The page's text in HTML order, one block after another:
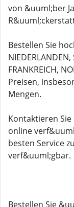
von &uuml;ber
Bestellen Sie
FRANKREICH,
Preisen,
Mengen.
Kontaktieren
online
besten Service
verf&uuml;gbar.
Bestellen Sie